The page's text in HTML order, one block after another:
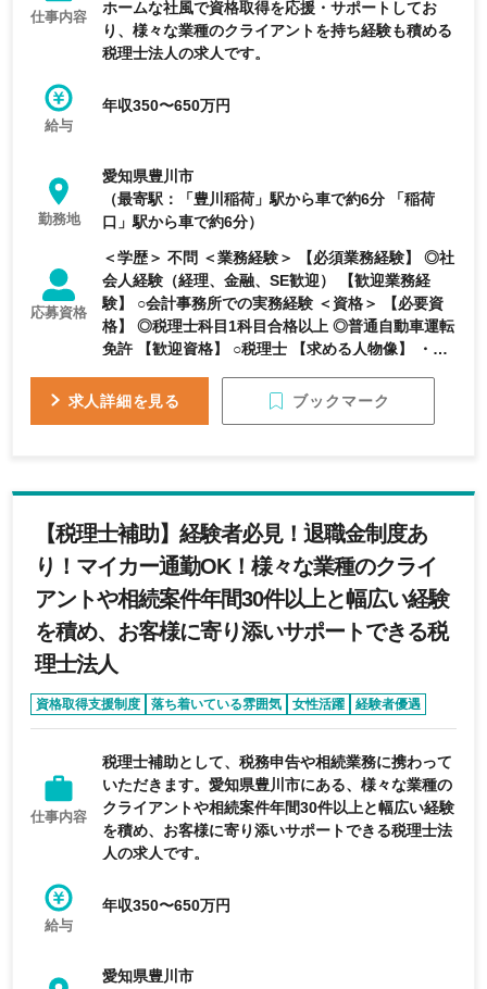
仕事内容
ホームな社風で資格取得を応援・サポートしてお
り、様々な業種のクライアントを持ち経験も積める
税理士法人の求人です。
給与
年収350〜650万円
勤務地
愛知県豊川市
（最寄駅：「豊川稲荷」駅から車で約6分 「稲荷
口」駅から車で約6分）
応募資格
＜学歴＞ 不問 ＜業務経験＞ 【必須業務経験】 ◎社
会人経験（経理、金融、SE歓迎） 【歓迎業務経
験】 ○会計事務所での実務経験 ＜資格＞ 【必要資
格】 ◎税理士科目1科目合格以上 ◎普通自動車運転
免許 【歓迎資格】 ○税理士 【求める人物像】 ・税
いろんな業界の案件に携わってみたい ・資格取得
求人詳細を見る ブックマーク
【税理士補助】経験者必見！退職金制度あ
り！マイカー通勤OK！様々な業種のクライ
アントや相続案件年間30件以上と幅広い経験
を積め、お客様に寄り添いサポートできる税
理士法人
資格取得支援制度 落ち着いている雰囲気 女性活躍
経験者優遇
転勤なし
仕事内容
税理士補助として、税務申告や相続業務に携わって
いただきます。愛知県豊川市にある、様々な業種の
クライアントや相続案件年間30件以上と幅広い経験
を積め、お客様に寄り添いサポートできる税理士法
人の求人です。
給与
年収350〜650万円
愛知県豊川市